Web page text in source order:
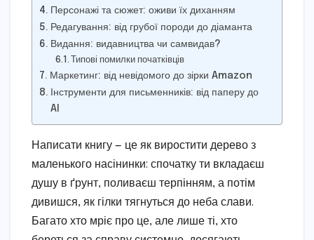
Персонажі та сюжет: оживи їх диханням
Редагування: від грубої породи до діаманта
Видання: видавництва чи самвидав?
Типові помилки початківців
Маркетинг: від невідомого до зірки Amazon
Інструменти для письменників: від паперу до
AI
Написати книгу — це як виростити дерево з
маленького насінинки: спочатку ти вкладаєш
душу в ґрунт, поливаєш терпінням, а потім
дивишся, як гілки тягнуться до неба слави.
Багато хто мріє про це, але лише ті, хто